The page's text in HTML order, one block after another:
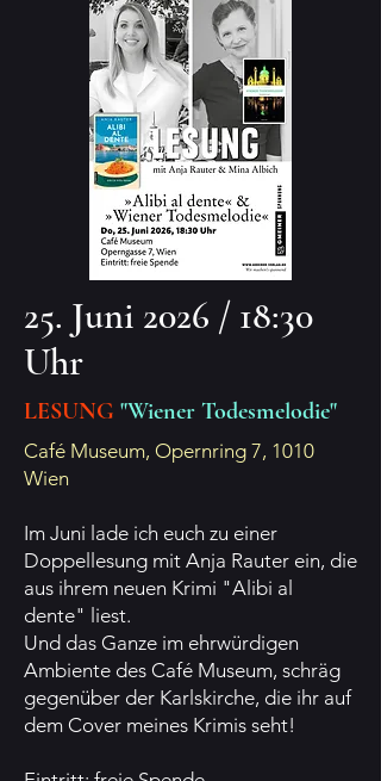
25. Juni 2026 / 18:30
Uhr
LESUNG "Wiener Todesmelodie"
Café Museum, Opernring 7, 1010
Wien
Im Juni lade ich euch zu einer
Doppellesung mit Anja Rauter ein, die
aus ihrem neuen Krimi "Alibi al
dente" liest.
Und das Ganze im ehrwürdigen
Ambiente des Café Museum, schräg
gegenüber der Karlskirche, die ihr auf
dem Cover meines Krimis seht!